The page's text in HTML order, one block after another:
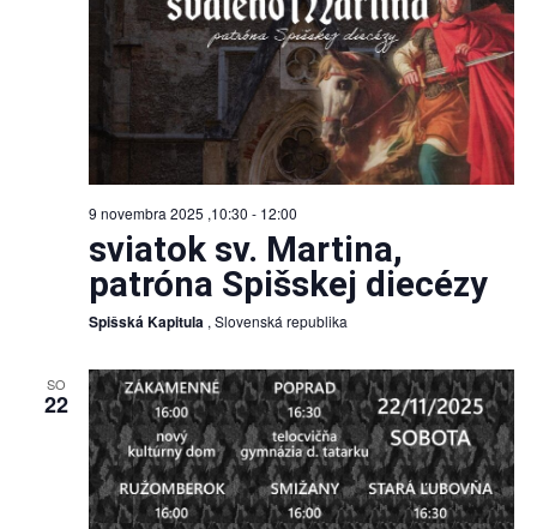
9 novembra 2025 ,10:30 - 12:00
sviatok sv. Martina,
patróna Spišskej diecézy
Spišská Kapitula , Slovenská republika
SO
22